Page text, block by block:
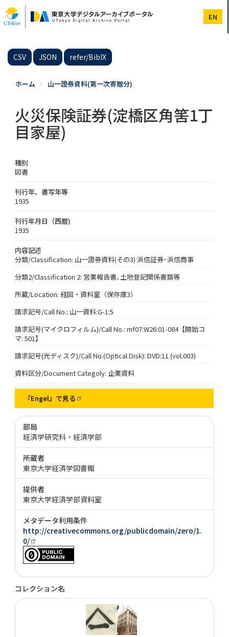
イ
ン
EN
CSV JSON refer/BibIX
ホーム 山一證券資料(第一次寄贈分)
火災保険証券(淀橋区角筈1丁
目家屋)
種別
図書
刊行年、書写年等
1935
刊行年月日（西暦)
1935
内容記述
分類/Classification: 山一證券資料(その3) 浜信証券･浜信商事
分類2/Classification 2: 営業報告書､土地登記関係書類等
所蔵/Location: 経図・資料室（保存庫3）
請求記号/Call No.: 山一資料:G-1:5
請求記号(マイクロフィルム)/Call No.: mf07:W26:01-084【開始コ
マ: 501】
請求記号(光ディスク)/Call No.(Optical Disk): DVD:11 (vol.003)
資料区分/Document Categoly: 企業資料
『Engel』で見る
部局
経済学研究科・経済学部
所蔵者
東京大学経済学図書館
提供者
東京大学経済学部資料室
メタデータ利用条件
http://creativecommons.org/publicdomain/zero/1.
0/
コレクション名